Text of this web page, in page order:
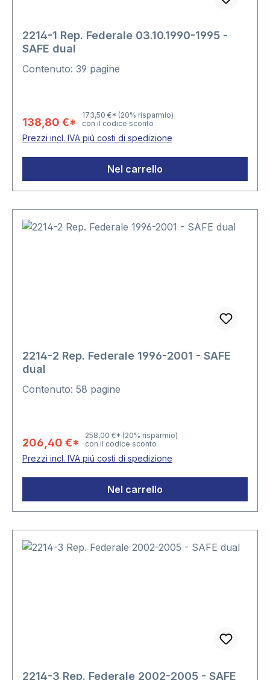
2214-1 Rep. Federale 03.10.1990-1995 -
SAFE dual
Contenuto: 39 pagine
138,80 €*
173,50 €* (20% risparmio)
con il codice sconto
Prezzi incl. IVA piú costi di spedizione
Nel carrello
2214-2 Rep. Federale 1996-2001 - SAFE
dual
Contenuto: 58 pagine
206,40 €*
258,00 €* (20% risparmio)
con il codice sconto
Prezzi incl. IVA piú costi di spedizione
Nel carrello
2214-3 Rep. Federale 2002-2005 - SAFE